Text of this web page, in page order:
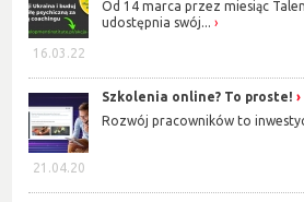
16.03.22
Od 14 marca przez miesiąc
udostępnia swój...
21.04.20
Szkolenia online? To proste!
Rozwój pracowników to